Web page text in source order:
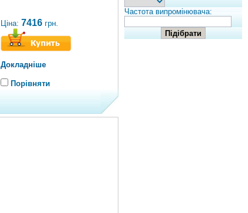
Ціна: 7416 грн.
Докладніше
Порівняти
Частота випромінювача: